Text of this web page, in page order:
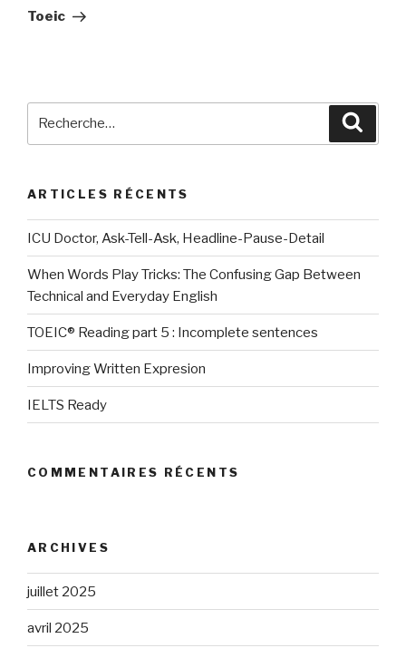
suivant
Toeic
ARTICLES RÉCENTS
ICU Doctor, Ask-Tell-Ask, Headline-Pause-Detail
When Words Play Tricks: The Confusing Gap Between
Technical and Everyday English
TOEIC® Reading part 5 : Incomplete sentences
Improving Written Expresion
IELTS Ready
COMMENTAIRES RÉCENTS
ARCHIVES
juillet 2025
avril 2025